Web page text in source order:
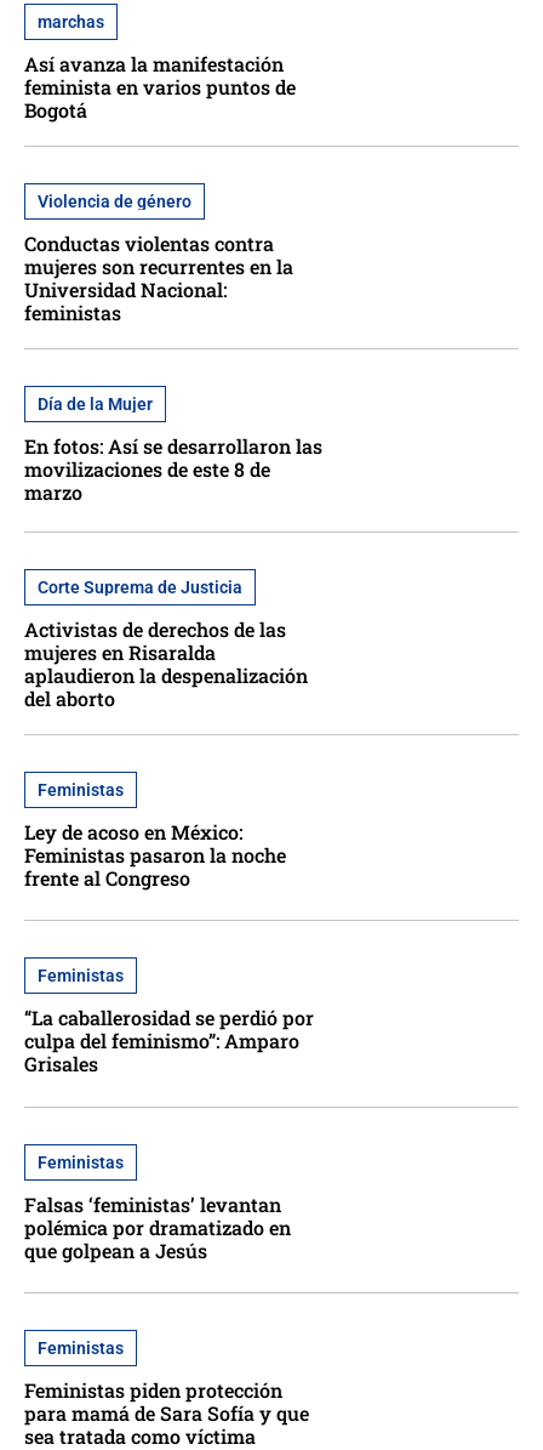
marchas
Así avanza la manifestación
feminista en varios puntos de
Bogotá
Violencia de género
Conductas violentas contra
mujeres son recurrentes en la
Universidad Nacional:
feministas
Día de la Mujer
En fotos: Así se desarrollaron las
movilizaciones de este 8 de
marzo
Corte Suprema de Justicia
Activistas de derechos de las
mujeres en Risaralda
aplaudieron la despenalización
del aborto
Feministas
Ley de acoso en México:
Feministas pasaron la noche
frente al Congreso
Feministas
“La caballerosidad se perdió por
culpa del feminismo”: Amparo
Grisales
Feministas
Falsas ‘feministas’ levantan
polémica por dramatizado en
que golpean a Jesús
Feministas
Feministas piden protección
para mamá de Sara Sofía y que
sea tratada como víctima